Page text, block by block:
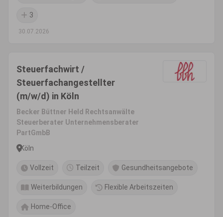
3
30.07.2026
Steuerfachwirt /
Steuerfachangestellter
(m/w/d) in Köln
Becker Büttner Held Rechtsanwälte
Steuerberater Unternehmensberater
PartGmbB
Köln
Vollzeit Teilzeit Gesundheitsangebote
Weiterbildungen Flexible Arbeitszeiten
Home-Office